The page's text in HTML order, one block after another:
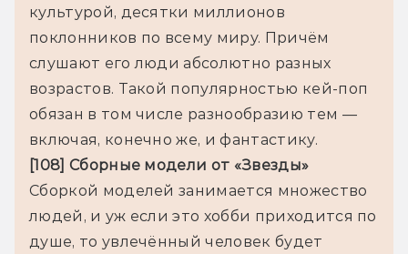
культурой, десятки миллионов
поклонников по всему миру. Причём
слушают его люди абсолютно разных
возрастов. Такой популярностью кей-поп
обязан в том числе разнообразию тем —
[108] Сборные модели от «Звезды»
Сборкой моделей занимается множество
людей, и уж если это хобби приходится по
душе, то увлечённый человек будет